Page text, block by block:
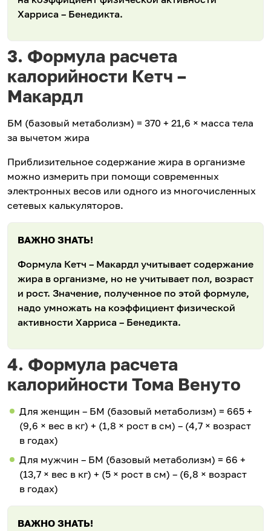
Харриса – Бенедикта.
3. Формула расчета
калорийности Кетч –
Макардл
БМ (базовый метаболизм) = 370 + 21,6 × масса тела
за вычетом жира
Приблизительное содержание жира в организме
можно измерить при помощи современных
электронных весов или одного из многочисленных
сетевых калькуляторов.
ВАЖНО ЗНАТЬ!
Формула Кетч – Макардл учитывает содержание
жира в организме, но не учитывает пол, возраст
и рост. Значение, полученное по этой формуле,
надо умножать на коэффициент физической
активности Харриса – Бенедикта.
4. Формула расчета
калорийности Тома Венуто
Для женщин – БМ (базовый метаболизм) = 665 +
(9,6 × вес в кг) + (1,8 × рост в см) – (4,7 × возраст
в годах)
Для мужчин – БМ (базовый метаболизм) = 66 +
(13,7 × вес в кг) + (5 × рост в см) – (6,8 × возраст
в годах)
ВАЖНО ЗНАТЬ!